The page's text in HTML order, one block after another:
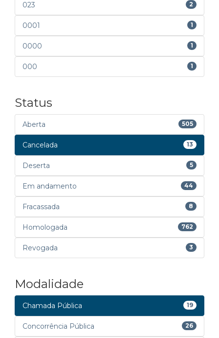
023 2
0001 1
0000 1
000 1
Status
Aberta 505
Cancelada 13
Deserta 5
Em andamento 44
Fracassada 8
Homologada 762
Revogada 3
Modalidade
Chamada Pública 19
Concorrência Pública 26